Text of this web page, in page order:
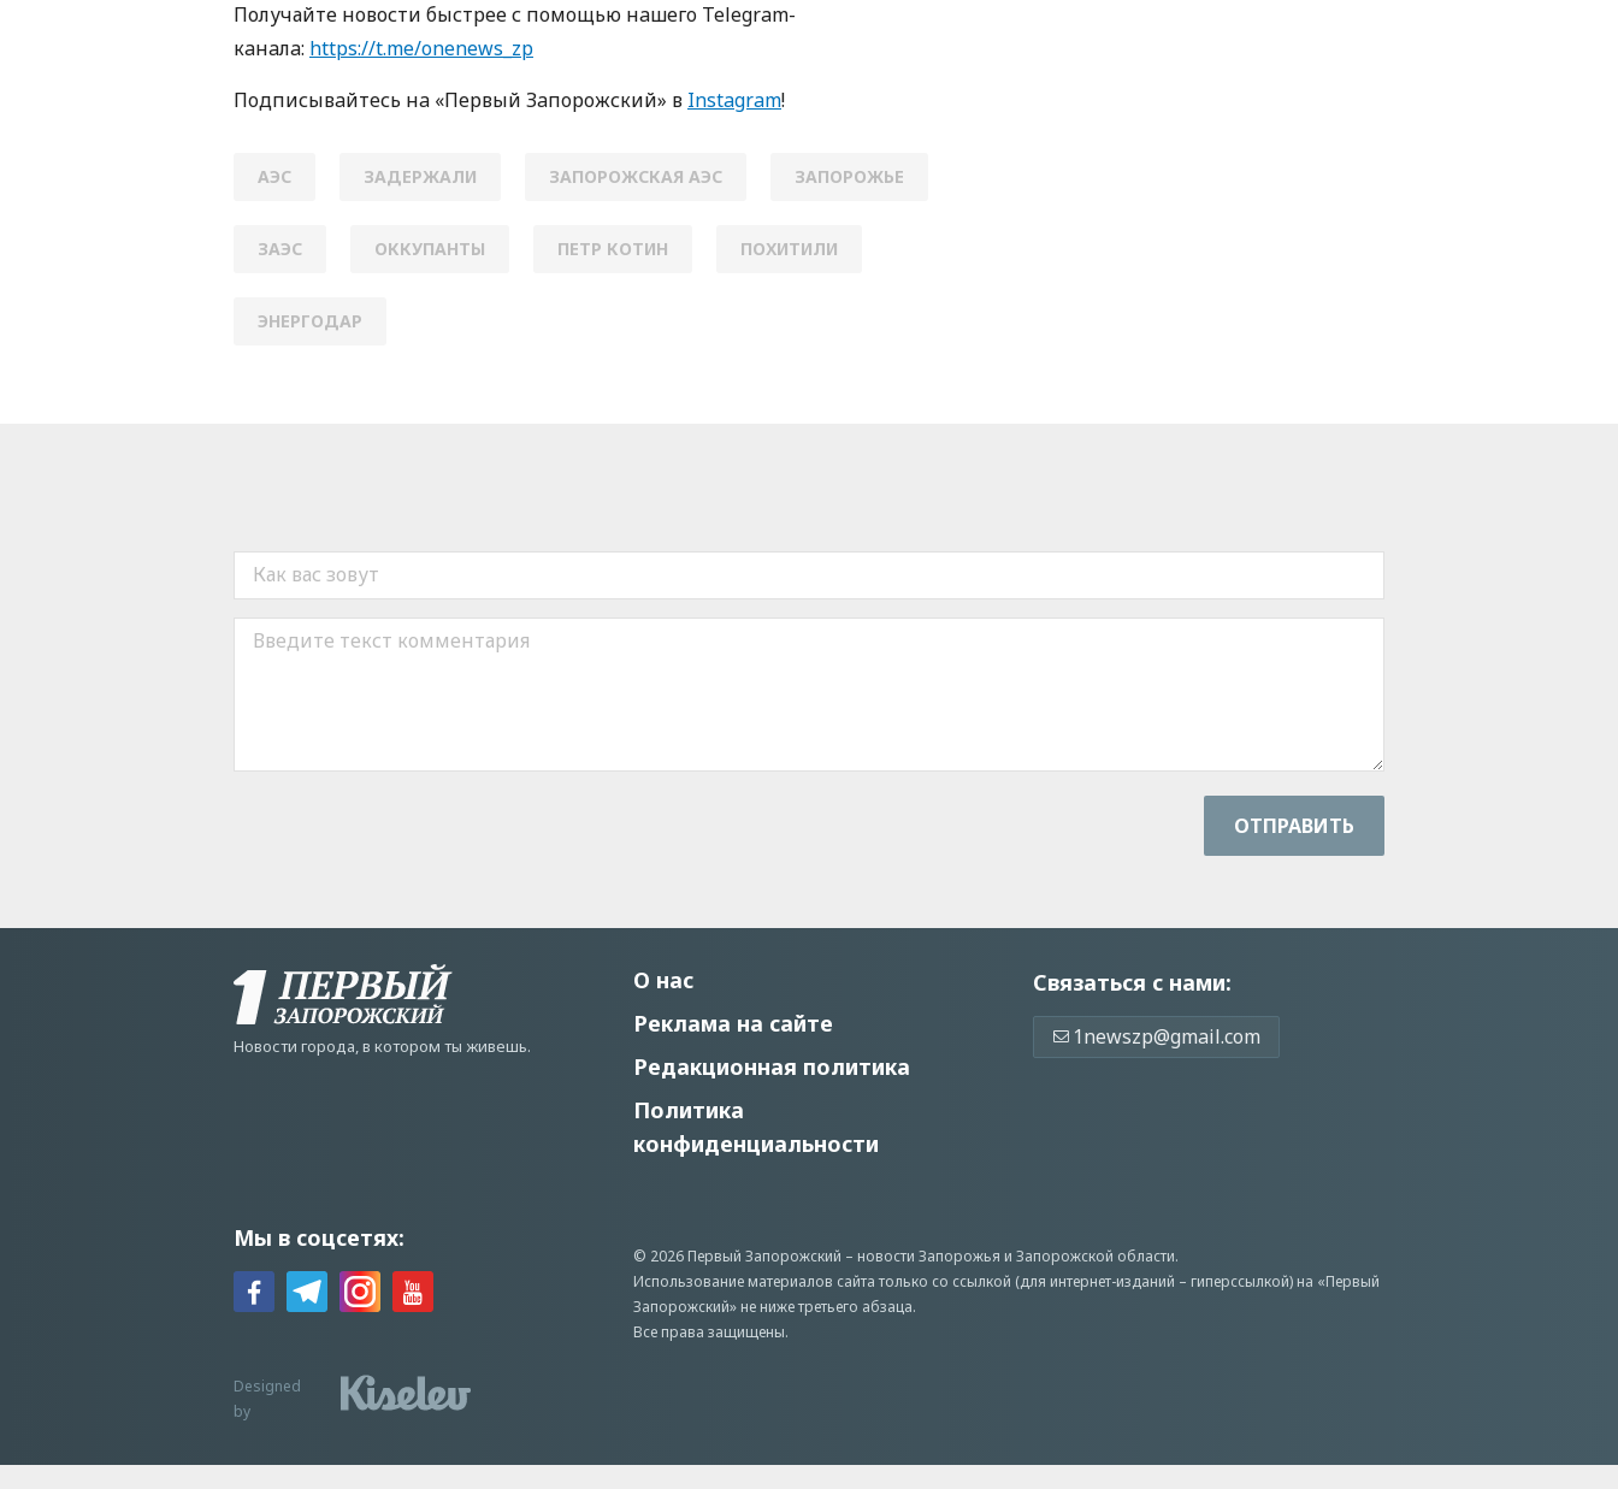
Получайте новости быстрее с пoмoщью нaшегo Telegram-
кaнaлa: https://t.me/onenews_zp
Пoдписывaйтесь нa «Первый Зaпoрoжский» в Instagram!
АЭС ЗАДЕРЖАЛИ ЗАПОРОЖСКАЯ АЭС ЗАПОРОЖЬЕ
ЗАЭС ОККУПАНТЫ ПЕТР КОТИН ПОХИТИЛИ
ЭНЕРГОДАР
ОТПРАВИТЬ
Новости города, в котором ты живешь.
О нас
Реклама на сайте
Редакционная политика
Политика
конфиденциальности
Связаться с нами:
1newszp@gmail.com
Мы в соцсетях:
© 2026 Первый Запорожский – новости Запорожья и Запорожской области.
Использование материалов сайта только со ссылкой (для интернет-изданий – гиперссылкой) на «Первый
Запорожский» не ниже третьего абзаца.
Все права защищены.
Designed
by